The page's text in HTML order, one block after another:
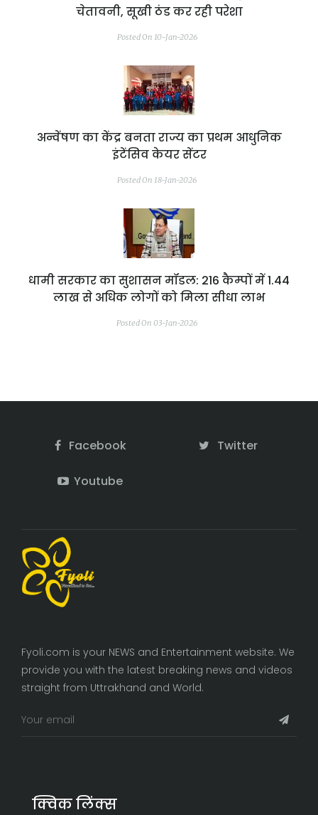
चेतावनी, सूखी ठंड कर रही परेशा
Posted On 10-Jan-2026
अन्वेंषण का केंद्र बनता राज्य का प्रथम आधुनिक
इंटेंसिव केयर सेंटर
Posted On 18-Jan-2026
धामी सरकार का सुशासन मॉडल: 216 कैम्पों में 1.44
लाख से अधिक लोगों को मिला सीधा लाभ
Posted On 03-Jan-2026
Facebook Twitter
Youtube
Fyoli.com is your NEWS and Entertainment website. We
provide you with the latest breaking news and videos
straight from Uttrakhand and World.
क्विक लिंक्स